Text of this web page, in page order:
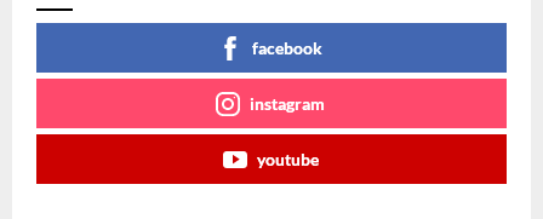
facebook
instagram
youtube